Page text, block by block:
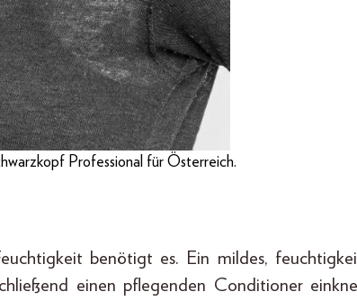
Professional für Österreich.
benötigt es. Ein mildes,
einen pflegenden Conditioner